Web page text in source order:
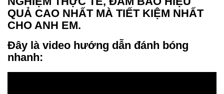
QUẢ CAO NHẤT MÀ TIẾT KIỆM NHẤT
CHO ANH EM.
Đây là video hướng dẫn đánh bóng
nhanh: